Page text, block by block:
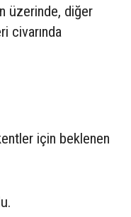
üzerinde, diğer
civarında
için beklenen